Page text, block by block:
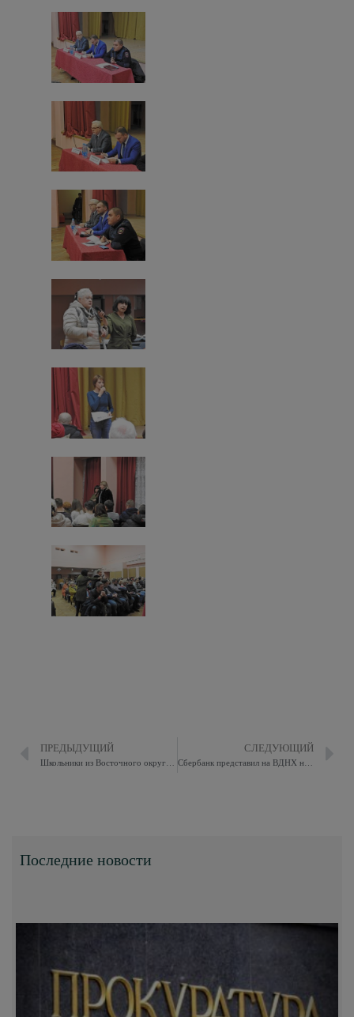
ПРЕДЫДУЩИЙ СЛЕДУЮЩИЙ
Последние новости